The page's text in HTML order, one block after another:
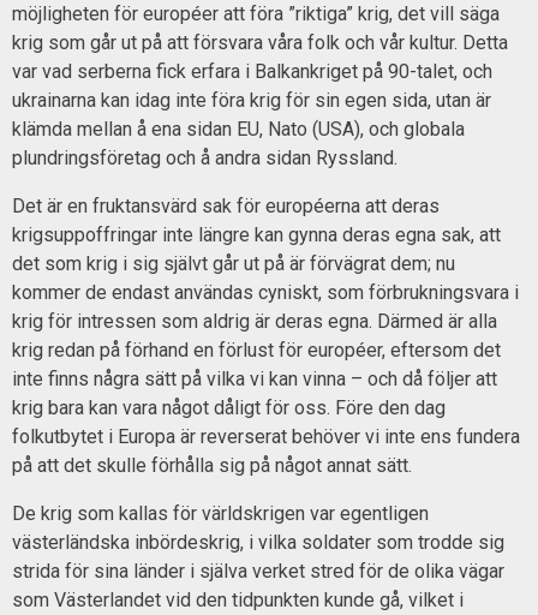
möjligheten för européer att föra ”riktiga” krig, det vill säga
krig som går ut på att försvara våra folk och vår kultur. Detta
var vad serberna fick erfara i Balkankriget på 90-talet, och
ukrainarna kan idag inte föra krig för sin egen sida, utan är
klämda mellan å ena sidan EU, Nato (USA), och globala
plundringsföretag och å andra sidan Ryssland.
Det är en fruktansvärd sak för européerna att deras
krigsuppoffringar inte längre kan gynna deras egna sak, att
det som krig i sig självt går ut på är förvägrat dem; nu
kommer de endast användas cyniskt, som förbrukningsvara i
krig för intressen som aldrig är deras egna. Därmed är alla
krig redan på förhand en förlust för européer, eftersom det
inte finns några sätt på vilka vi kan vinna – och då följer att
krig bara kan vara något dåligt för oss. Före den dag
folkutbytet i Europa är reverserat behöver vi inte ens fundera
på att det skulle förhålla sig på något annat sätt.
De krig som kallas för världskrigen var egentligen
västerländska inbördeskrig, i vilka soldater som trodde sig
strida för sina länder i själva verket stred för de olika vägar
som Västerlandet vid den tidpunkten kunde gå, vilket i